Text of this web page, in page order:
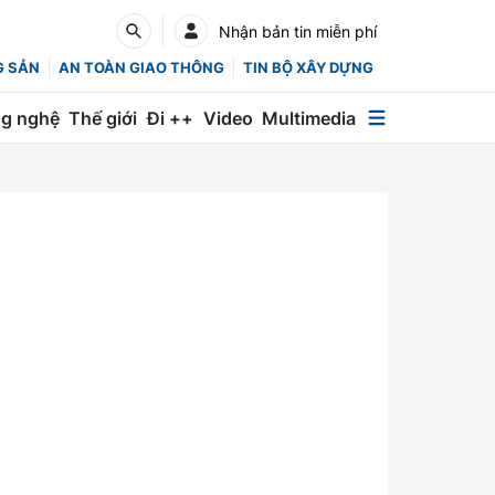
Nhận bản tin miễn phí
SẢN AN TOÀN GIAO THÔNG TIN BỘ XÂY DỰNG
nghệ Thế giới Đi ++ Video Multimedia